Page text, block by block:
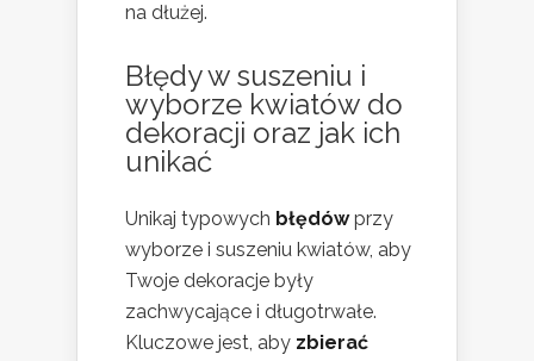
na dłużej.
Błędy w suszeniu i
wyborze kwiatów do
dekoracji oraz jak ich
unikać
Unikaj typowych błędówprzy
wyborze i suszeniu kwiatów, aby
Twoje dekoracje były
zachwycające i długotrwałe.
Kluczowe jest, aby zbierać